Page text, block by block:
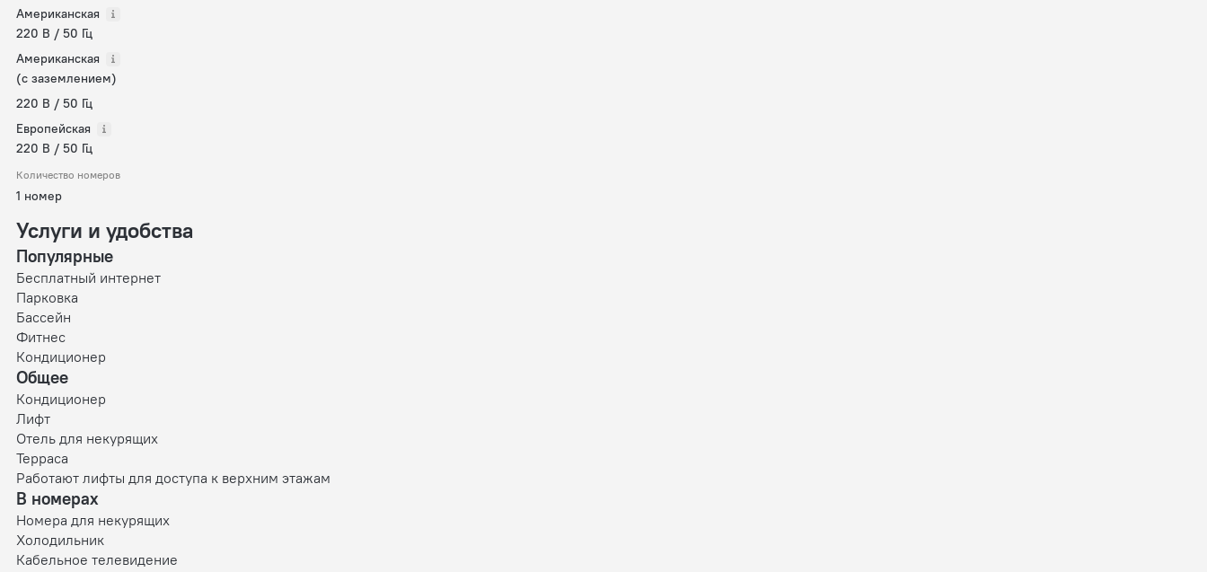
Американская
220 В / 50 Гц
Американская
(с заземлением)
220 В / 50 Гц
Европейская
220 В / 50 Гц
Количество номеров
1 номер
Услуги и удобства
Популярные
Бесплатный интернет
Парковка
Бассейн
Фитнес
Кондиционер
Общее
Кондиционер
Лифт
Отель для некурящих
Терраса
Работают лифты для доступа к верхним этажам
В номерах
Номера для некурящих
Холодильник
Кабельное телевидение